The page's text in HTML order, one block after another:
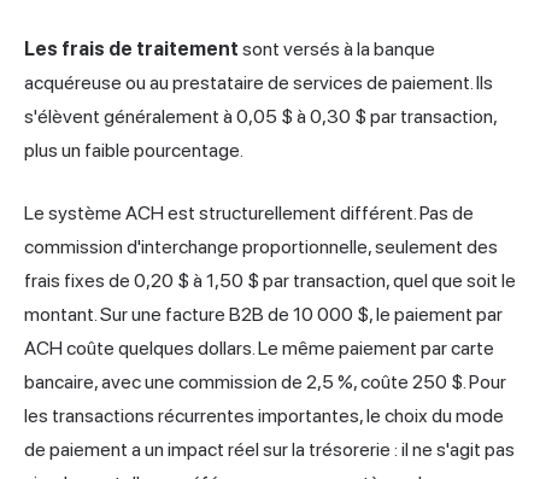
Les frais de traitement sont versés à la banque
acquéreuse ou au prestataire de services de paiement. Ils
s'élèvent généralement à 0,05 $ à 0,30 $ par transaction,
plus un faible pourcentage.
Le système ACH est structurellement différent. Pas de
commission d'interchange proportionnelle, seulement des
frais fixes de 0,20 $ à 1,50 $ par transaction, quel que soit le
montant. Sur une facture B2B de 10 000 $, le paiement par
ACH coûte quelques dollars. Le même paiement par carte
bancaire, avec une commission de 2,5 %, coûte 250 $. Pour
les transactions récurrentes importantes, le choix du mode
de paiement a un impact réel sur la trésorerie : il ne s'agit pas